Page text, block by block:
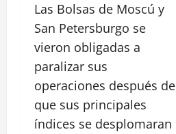
Las Bolsas de Moscú y
San Petersburgo se
vieron obligadas a
paralizar sus
operaciones después de
que sus principales
índices se desplomaran